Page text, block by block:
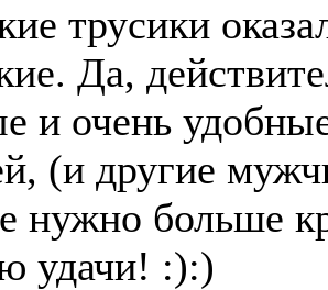
трусики
Да,
и очень
(и другие
нужно больше
удачи! :):)